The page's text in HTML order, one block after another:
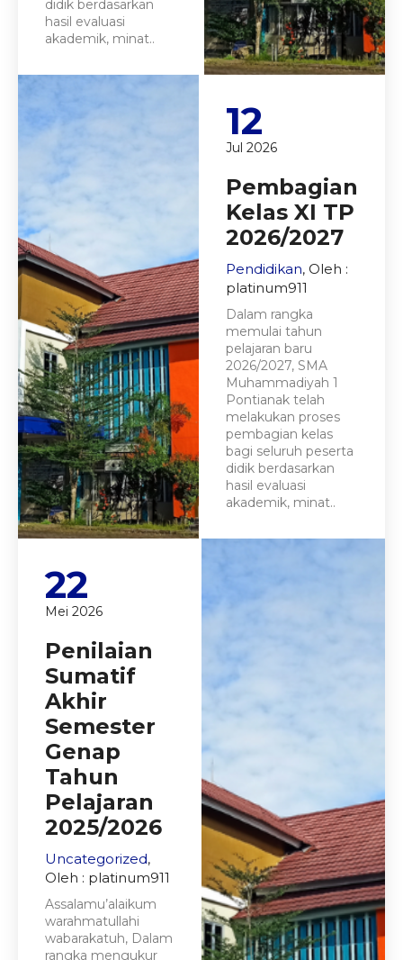
didik berdasarkan
hasil evaluasi
akademik, minat..
12
Jul 2026
Pembagian
Kelas XI TP
2026/2027
Pendidikan, Oleh :
platinum911
Dalam rangka
memulai tahun
pelajaran baru
2026/2027, SMA
Muhammadiyah 1
Pontianak telah
melakukan proses
pembagian kelas
bagi seluruh peserta
didik berdasarkan
hasil evaluasi
akademik, minat..
22
Mei 2026
Penilaian
Sumatif
Akhir
Semester
Genap
Tahun
Pelajaran
2025/2026
Uncategorized,
Oleh : platinum911
Assalamu’alaikum
warahmatullahi
wabarakatuh, Dalam
rangka mengukur